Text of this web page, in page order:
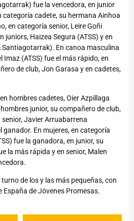
fue la vencedora, en junior
categoría cadete, su hermana Ainhoa
en categoría senior, Leire Goñi
juniors, Haizea Segura (ATSS) y en
En canoa masculina
(ATSS) fue el más rápido, en
de club, Jon Garasa y en cadetes,
hombres cadetes, Oier Azpillaga
hombres junior, su compañero de club,
Javier Arruabarrena
ganador. En mujeres, en categoría
fue la ganadora, en junior, su
la más rápida y en senior, Malen
de los y las más pequeñas, con
España de Jóvenes Promesas.